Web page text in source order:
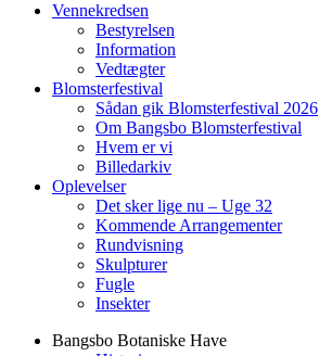
Vennekredsen
Bestyrelsen
Information
Vedtægter
Blomsterfestival
Sådan gik Blomsterfestival 2026
Om Bangsbo Blomsterfestival
Hvem er vi
Billedarkiv
Oplevelser
Det sker lige nu – Uge 32
Kommende Arrangementer
Rundvisning
Skulpturer
Fugle
Insekter
Bangsbo Botaniske Have